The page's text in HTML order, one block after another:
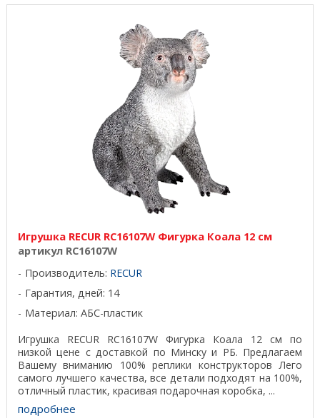
Игрушка RECUR RC16107W Фигурка Коала 12 см
артикул RC16107W
Производитель: RECUR
Гарантия, дней: 14
Материал: АБС-пластик
Игрушка RECUR RC16107W Фигурка Коала 12 см по
низкой цене с доставкой по Минску и РБ. Предлагаем
Вашему вниманию 100% реплики конструкторов Лего
самого лучшего качества, все детали подходят на 100%,
отличный пластик, красивая подарочная коробка, ...
подробнее